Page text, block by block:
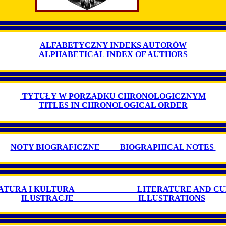
ALFABETYCZNY INDEKS AUTORÓW
ALPHABETICAL INDEX OF AUTHORS
TYTUŁY W PORZĄDKU CHRONOLOGICZNYM
TITLES IN CHRONOLOGICAL ORDER
NOTY BIOGRAFICZNE BIOGRAPHICAL NOTES
I KULTURA LITERATURE AND
ILUSTRACJE ILLUSTRATIONS